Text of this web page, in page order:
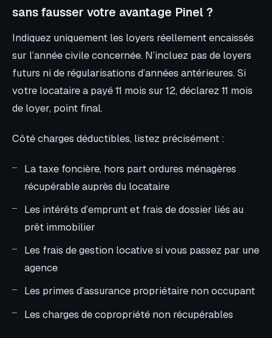
sans fausser votre avantage Pinel ?
Indiquez uniquement les loyers réellement encaissés
sur l’année civile concernée. N’incluez pas de loyers
futurs ni de régularisations d’années antérieures. Si
votre locataire a payé 11 mois sur 12, déclarez 11 mois
de loyer, point final.
Côté charges déductibles, listez précisément :
La taxe foncière, hors part ordures ménagères
récupérable auprès du locataire
Les intérêts d’emprunt et frais de dossier liés au
prêt immobilier
Les frais de gestion locative si vous passez par une
agence
Les primes d’assurance propriétaire non occupant
Les charges de copropriété non récupérables